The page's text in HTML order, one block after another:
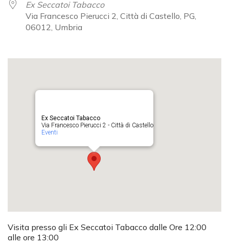
Ex Seccatoi Tabacco
Via Francesco Pierucci 2, Città di Castello, PG,
06012, Umbria
Ex Seccatoi Tabacco
Via Francesco Pierucci 2 - Città di Castello
Eventi
Visita presso gli Ex Seccatoi Tabacco dalle Ore 12:00
alle ore 13:00